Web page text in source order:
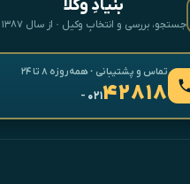
بنیادِ وکلا
جستجو، بررسی و انتخابِ وکیل · از سال ۱۳۸۷
تماس و پشتیبانی · همه‌روزه ۸ تا ۲۴
۴۲۸۱۸- ۰۲۱